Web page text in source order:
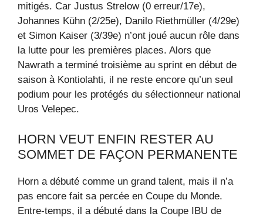
mitigés. Car Justus Strelow (0 erreur/17e),
Johannes Kühn (2/25e), Danilo Riethmüller (4/29e)
et Simon Kaiser (3/39e) n’ont joué aucun rôle dans
la lutte pour les premières places. Alors que
Nawrath a terminé troisième au sprint en début de
saison à Kontiolahti, il ne reste encore qu’un seul
podium pour les protégés du sélectionneur national
Uros Velepec.
HORN VEUT ENFIN RESTER AU
SOMMET DE FAÇON PERMANENTE
Horn a débuté comme un grand talent, mais il n’a
pas encore fait sa percée en Coupe du Monde.
Entre-temps, il a débuté dans la Coupe IBU de